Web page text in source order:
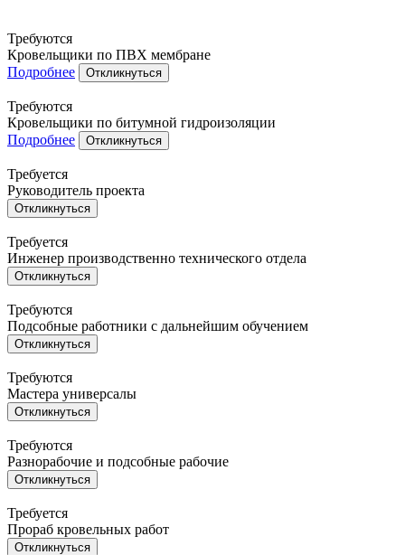
Требуются
Кровельщики по ПВХ мембране
Подробнее
Откликнуться
Требуются
Кровельщики по битумной гидроизоляции
Подробнее
Откликнуться
Требуется
Руководитель проекта
Откликнуться
Требуется
Инженер производственно технического отдела
Откликнуться
Требуются
Подсобные работники с дальнейшим обучением
Откликнуться
Требуются
Мастера универсалы
Откликнуться
Требуются
Разнорабочие и подсобные рабочие
Откликнуться
Требуется
Прораб кровельных работ
Откликнуться